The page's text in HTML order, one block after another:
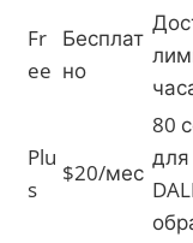
Fr
ee
Бесплат
но
Plu
s
$20/мес
80
для